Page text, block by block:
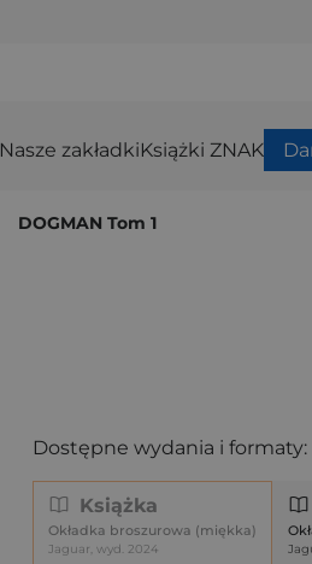
Nasze zakładkiKsiążki ZNAK
DOGMAN Tom 1
Dostępne wydania i formaty:
Książka
Okładka broszurowa (miękka)
Jaguar, wyd. 2024